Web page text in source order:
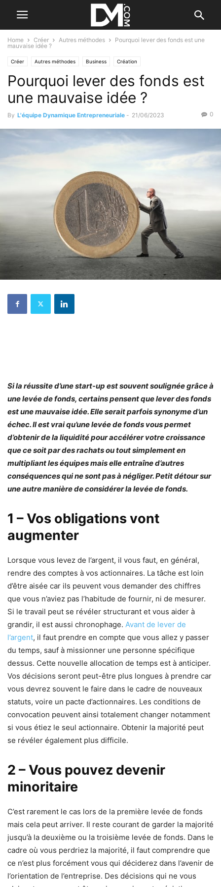
Home Créer Autres méthodes
Pourquoi lever des fonds est une
mauvaise idée ?
Créer Autres méthodes Business Création
Pourquoi lever des fonds est
une mauvaise idée ?
By L'équipe Dynamique Entrepreneuriale - 21/06/2023 0
Si la réussite d’une start-up est souvent soulignée grâce à
une levée de fonds, certains pensent que lever des fonds
est une mauvaise idée. Elle serait parfois synonyme d’un
échec. Il est vrai qu’une levée de fonds vous permet
d’obtenir de la liquidité pour accélérer votre croissance
que ce soit par des rachats ou tout simplement en
multipliant les équipes mais elle entraîne d’autres
conséquences qui ne sont pas à négliger. Petit détour sur
une autre manière de considérer la levée de fonds.
1 – Vos obligations vont
augmenter
Lorsque vous levez de l’argent, il vous faut, en général,
rendre des comptes à vos actionnaires. La tâche est loin
d’être aisée car ils peuvent vous demander des chiffres
que vous n’aviez pas l’habitude de fournir, ni de mesurer.
Si le travail peut se révéler structurant et vous aider à
grandir, il est aussi chronophage. Avant de lever de
l’argent, il faut prendre en compte que vous allez y passer
du temps, sauf à missionner une personne spécifique
dessus. Cette nouvelle allocation de temps est à anticiper.
Vos décisions seront peut-être plus longues à prendre car
vous devrez souvent le faire dans le cadre de nouveaux
statuts, voire un pacte d’actionnaires. Les conditions de
convocation peuvent ainsi totalement changer notamment
si vous étiez le seul actionnaire. Obtenir la majorité peut
se révéler également plus difficile.
2 – Vous pouvez devenir
minoritaire
C’est rarement le cas lors de la première levée de fonds
mais cela peut arriver. Il reste courant de garder la majorité
jusqu’à la deuxième ou la troisième levée de fonds. Dans le
cadre où vous perdriez la majorité, il faut comprendre que
ce n’est plus forcément vous qui déciderez dans l’avenir de
l’orientation de l’entreprise. Des décisions qui ne vous